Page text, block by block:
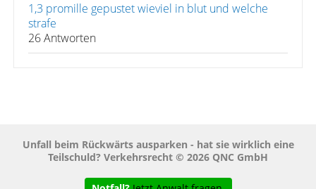
1,3 promille gepustet wieviel in blut und welche
strafe
26 Antworten
Unfall beim Rückwärts ausparken - hat sie wirklich eine
Teilschuld? Verkehrsrecht © 2026 QNC GmbH